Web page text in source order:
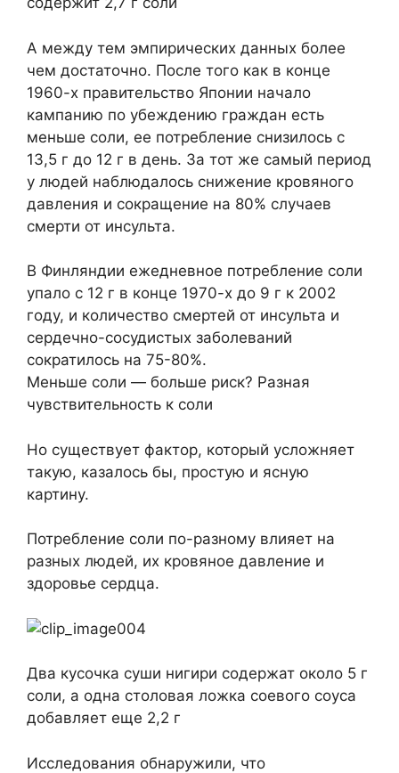
А между тем эмпирических данных более
чем достаточно. После того как в конце
1960-х правительство Японии начало
кампанию по убеждению граждан есть
меньше соли, ее потребление снизилось с
13,5 г до 12 г в день. За тот же самый период
у людей наблюдалось снижение кровяного
давления и сокращение на 80% случаев
смерти от инсульта.
В Финляндии ежедневное потребление соли
упало с 12 г в конце 1970-х до 9 г к 2002
году, и количество смертей от инсульта и
сердечно-сосудистых заболеваний
сократилось на 75-80%.
Меньше соли — больше риск? Разная
чувствительность к соли
Но существует фактор, который усложняет
такую, казалось бы, простую и ясную
картину.
Потребление соли по-разному влияет на
разных людей, их кровяное давление и
здоровье сердца.
Два кусочка суши нигири содержат около 5 г
соли, а одна столовая ложка соевого соуса
добавляет еще 2,2 г
Исследования обнаружили, что